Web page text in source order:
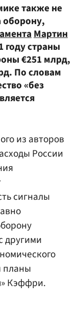
также не
оборону,
Мартин
году страны
€251 млрд,
По словам
«без
из авторов
России
сигналы
другими
планы
Кэффри.